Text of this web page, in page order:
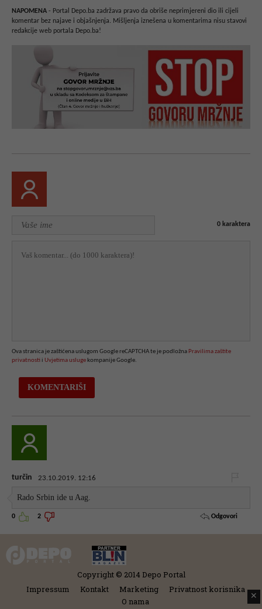
NAPOMENA - Portal Depo.ba zadržava pravo da obriše neprimjereni dio ili cijeli
komentar bez najave i objašnjenja. Mišljenja iznešena u komentarima nisu stavovi
redakcije web portala Depo.ba!
0 karaktera
Ova stranica je zaštićena uslugom Google reCAPTCHA te je podložna Pravilima zaštite
privatnosti i Uvjetima usluge kompanije Google.
turčin 23.10.2019. 12:16
Rado Srbin ide u Aag.
0 2 Odgovori
Copyright © 2014 Depo Portal
Impressum
Kontakt Marketing
Privatnost korisnika
O nama
✕